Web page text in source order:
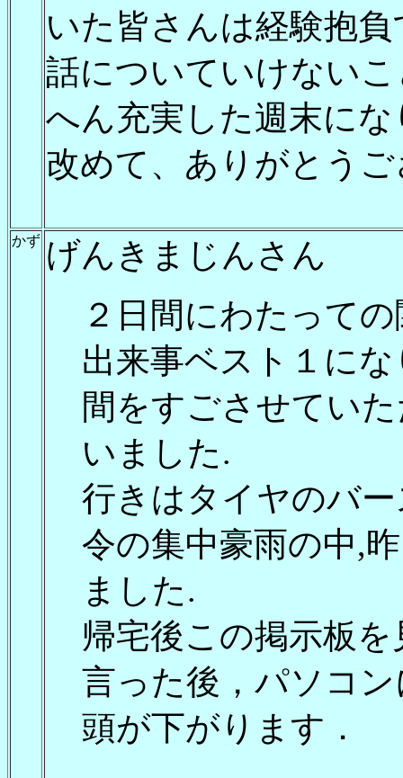
いた皆さんは経験抱
話についていけない
へん充実した週末に
改めて、ありがとう
かず げんきまじんさん
２日間にわたって
出来事ベスト１に
間をすごさせてい
いました.
行きはタイヤのバ
令の集中豪雨の中,
ました.
帰宅後この掲示板
言った後，パソコ
頭が下がります．